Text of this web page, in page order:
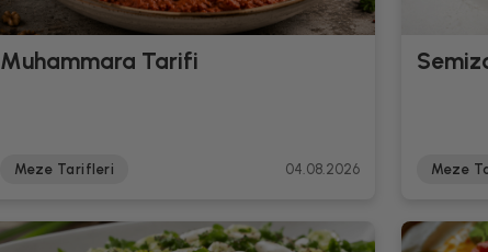
Muhammara Tarifi
Meze Tarifleri 04.08.2026 Meze